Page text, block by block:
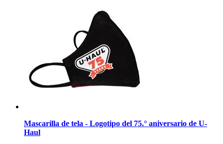
Mascarilla de tela - Logotipo del 75.° aniversario de U-
Haul